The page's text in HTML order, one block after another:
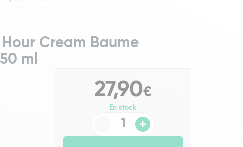
Cream Baume
ml
27,90€
En stock